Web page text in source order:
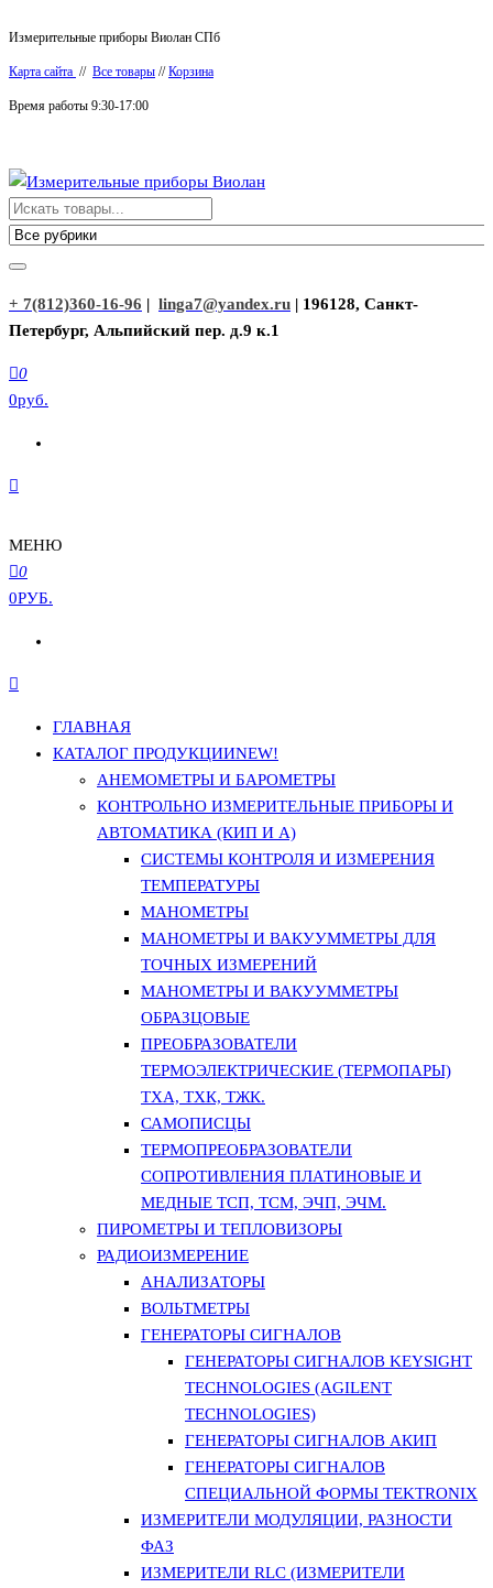
к
содержимому
Измерительные приборы Виолан СПб
Карта сайта // Все товары //Корзина
Время работы 9:30-17:00
Измерительные приборы Виолан
+ 7(812)360-16-96 | linga7@yandex.ru | 196128, Санкт-
Петербург, Альпийский пер. д.9 к.1
0
0руб.
МЕНЮ
0
0РУБ.
ГЛАВНАЯ
КАТАЛОГ ПРОДУКЦИИNEW!
АНЕМОМЕТРЫ И БАРОМЕТРЫ
КОНТРОЛЬНО ИЗМЕРИТЕЛЬНЫЕ ПРИБОРЫ И
АВТОМАТИКА (КИП И А)
СИСТЕМЫ КОНТРОЛЯ И ИЗМЕРЕНИЯ
ТЕМПЕРАТУРЫ
МАНОМЕТРЫ
МАНОМЕТРЫ И ВАКУУММЕТРЫ ДЛЯ
ТОЧНЫХ ИЗМЕРЕНИЙ
МАНОМЕТРЫ И ВАКУУММЕТРЫ
ОБРАЗЦОВЫЕ
ПРЕОБРАЗОВАТЕЛИ
ТЕРМОЭЛЕКТРИЧЕСКИЕ (ТЕРМОПАРЫ)
ТХА, ТХК, ТЖК.
САМОПИСЦЫ
ТЕРМОПРЕОБРАЗОВАТЕЛИ
СОПРОТИВЛЕНИЯ ПЛАТИНОВЫЕ И
МЕДНЫЕ ТСП, ТСМ, ЭЧП, ЭЧМ.
ПИРОМЕТРЫ И ТЕПЛОВИЗОРЫ
РАДИОИЗМЕРЕНИЕ
АНАЛИЗАТОРЫ
ВОЛЬТМЕТРЫ
ГЕНЕРАТОРЫ СИГНАЛОВ
ГЕНЕРАТОРЫ СИГНАЛОВ KEYSIGHT
TECHNOLOGIES (AGILENT
TECHNOLOGIES)
ГЕНЕРАТОРЫ СИГНАЛОВ АКИП
ГЕНЕРАТОРЫ СИГНАЛОВ
СПЕЦИАЛЬНОЙ ФОРМЫ TEKTRONIX
ИЗМЕРИТЕЛИ МОДУЛЯЦИИ, РАЗНОСТИ
ФАЗ
ИЗМЕРИТЕЛИ RLC (ИЗМЕРИТЕЛИ